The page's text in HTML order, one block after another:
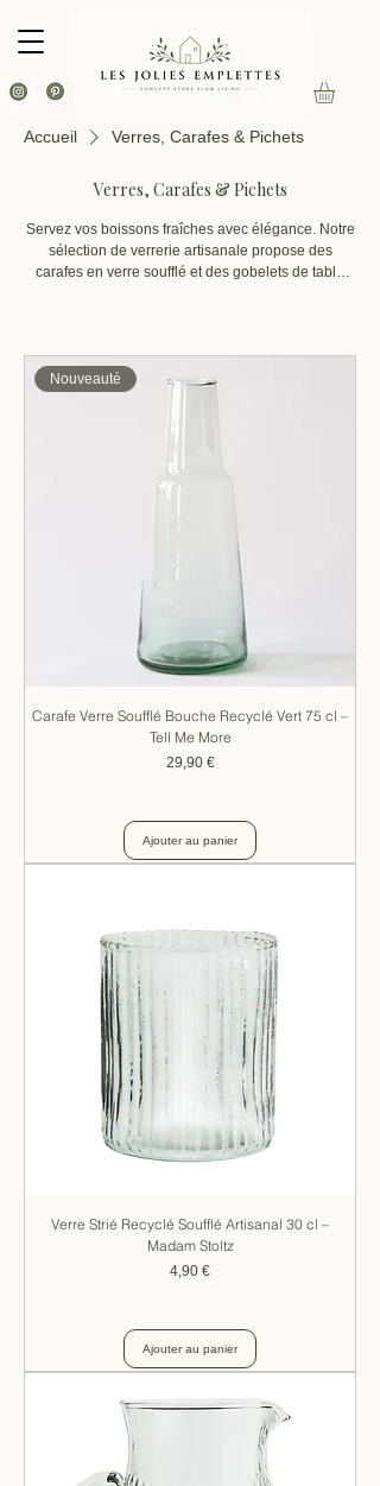
Accueil Verres, Carafes & Pichets
Verres, Carafes & Pichets
Servez vos boissons fraîches avec élégance. Notre
sélection de verrerie artisanale propose des
carafes en verre soufflé et des gobelets de table
Nouveauté
Carafe Verre Soufflé Bouche Recyclé Vert 75 cl –
Tell Me More
Prix
29,90 €
Ajouter au panier
Verre Strié Recyclé Soufflé Artisanal 30 cl –
Madam Stoltz
Prix
4,90 €
Ajouter au panier